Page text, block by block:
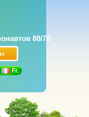
88/7б
Fr.